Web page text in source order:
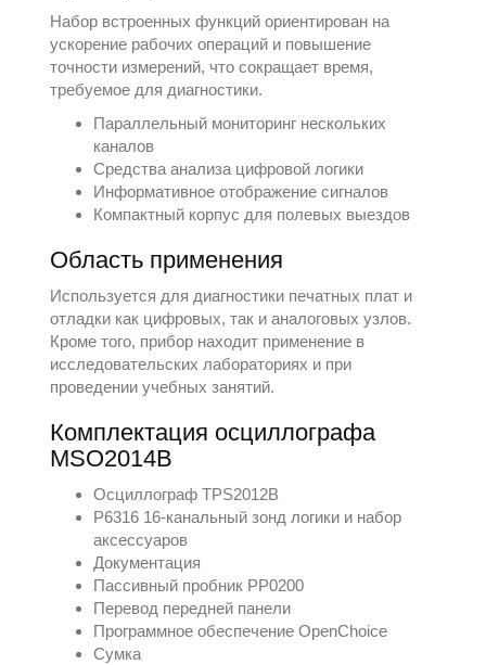
Набор встроенных функций ориентирован на
ускорение рабочих операций и повышение
точности измерений, что сокращает время,
требуемое для диагностики.
Параллельный мониторинг нескольких
каналов
Средства анализа цифровой логики
Информативное отображение сигналов
Компактный корпус для полевых выездов
Область применения
Используется для диагностики печатных плат и
отладки как цифровых, так и аналоговых узлов.
Кроме того, прибор находит применение в
исследовательских лабораториях и при
проведении учебных занятий.
Комплектация осциллографа
MSO2014B
Осциллограф TPS2012B
P6316 16-канальный зонд логики и набор
аксессуаров
Документация
Пассивный пробник PP0200
Перевод передней панели
Программное обеспечение OpenChoice
Сумка